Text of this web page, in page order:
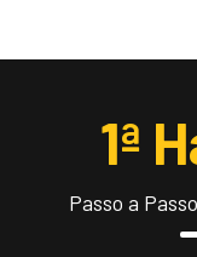
1ª
Passo a